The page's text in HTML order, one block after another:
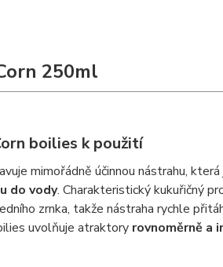
250ml
boilies k použití
mimořádně účinnou nástrahu,
do vody. Charakteristický kukuřičný
zrnka, takže nástraha rychle
uvolňuje atraktory rovnoměrně a